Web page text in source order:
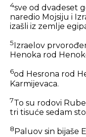
4sve od dvadeset
naredio Mojsiju i
izašli iz zemlje
5 Izraelov
Henoka rod
6od Hesrona rod
Karmijevaca.
7To su rodovi
tri tisuće sedam
8 Paluov sin bijaše